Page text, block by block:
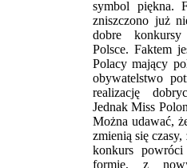
symbol piękna.
zniszczono już
dobre
Polsce. Faktem
Polacy mający
obywatelstwo
realizację
Jednak Miss
Można udawać,
zmienią się
konkurs
formie, z